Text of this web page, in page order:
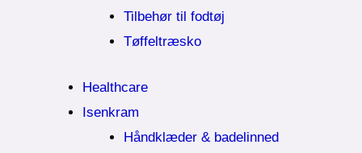
Tilbehør til fodtøj
Tøffeltræsko
Healthcare
Isenkram
Håndklæder & badelinned